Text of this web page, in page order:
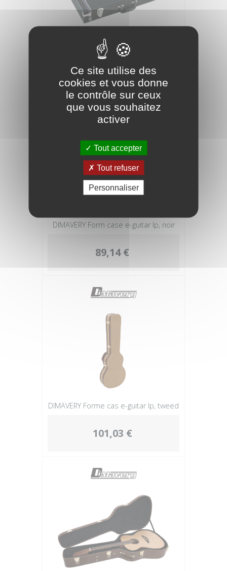
DIMAVERY Étui pour 6 guitares
165,41 €
DIMAVERY Form case e-guitar lp, noir
89,14 €
DIMAVERY Forme cas e-guitar lp, tweed
101,03 €
Ce site utilise des
cookies et vous donne
le contrôle sur ceux
que vous souhaitez
activer
Tout accepter
Tout refuser
Personnaliser